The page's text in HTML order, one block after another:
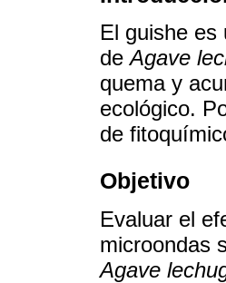
El guishe es
deAgave
quema y
ecológico.
de
Objetivo
Evaluar el
microondas
Agave